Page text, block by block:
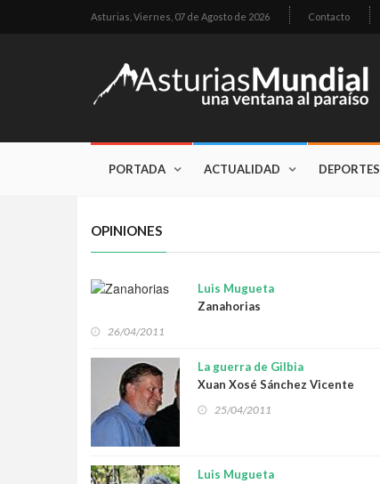
Asturias, Viernes, 07 de Agosto de 2026 Contacto
PORTADA ACTUALIDAD DEPORTES
OPINIONES
Luis Mugueta
Zanahorias
26/04/2011
La guerra de Gilbia
Xuan Xosé Sánchez Vicente
25/04/2011
Luis Mugueta